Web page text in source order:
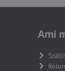
Ami